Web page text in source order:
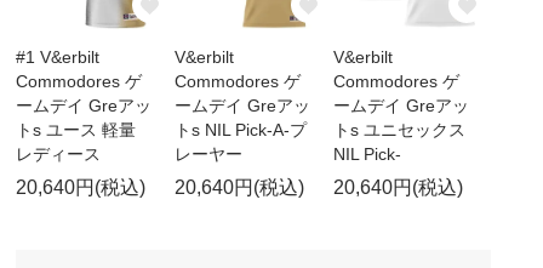
#1 V&erbilt
Commodores ゲ
ームデイ Greアッ
トs ユース 軽量
レディース
20,640円(税込)
V&erbilt
Commodores ゲ
ームデイ Greアッ
トs NIL Pick-A-プ
レーヤー
20,640円(税込)
V&erbilt
Commodores ゲ
ームデイ Greアッ
トs ユニセックス
NIL Pick-
20,640円(税込)